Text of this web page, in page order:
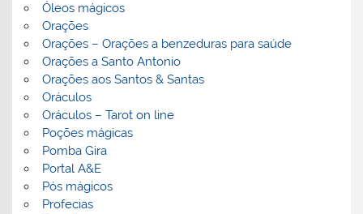
Óleos mágicos
Orações
Orações – Orações a benzeduras para saúde
Orações a Santo Antonio
Orações aos Santos & Santas
Oráculos
Oráculos – Tarot on line
Poções mágicas
Pomba Gira
Portal A&E
Pós mágicos
Profecias